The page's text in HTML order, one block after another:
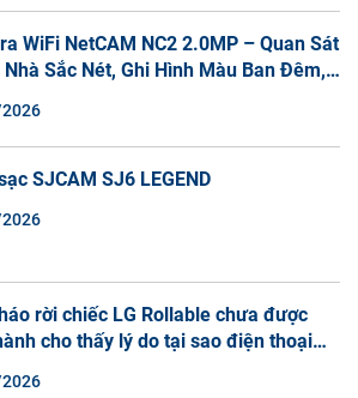
WiFi NetCAM NC2 2.0MP – Quan Sát
Sắc Nét, Ghi Hình Màu Ban Đêm,
SJCAM SJ6 LEGEND
rời chiếc LG Rollable chưa được
cho thấy lý do tại sao điện thoại